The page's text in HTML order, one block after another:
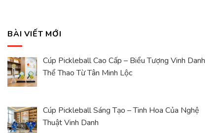
BÀI VIẾT MỚI
Cúp Pickleball Cao Cấp – Biểu Tượng Vinh Danh
Thể Thao Từ Tân Minh Lộc
Cúp Pickleball Sáng Tạo – Tinh Hoa Của Nghệ
Thuật Vinh Danh